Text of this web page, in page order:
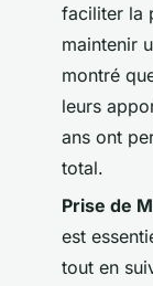
faciliter la
maintenir
montré
leurs
ans ont
total.
Prise de
est
tout en